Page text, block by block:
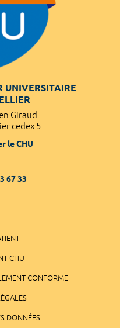
UNIVERSITAIRE
Giraud
cedex 5
le CHU
67 33
CHU
CONFORME
DONNÉES